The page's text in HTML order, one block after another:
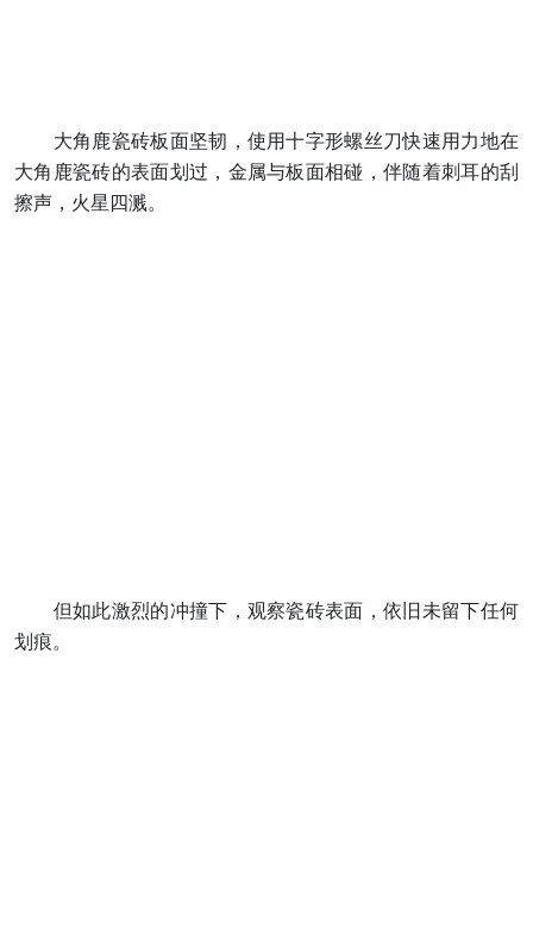
大角鹿瓷砖板面坚韧，使用十字形螺丝刀快速用力地在
大角鹿瓷砖的表面划过，金属与板面相碰，伴随着刺耳的刮
擦声，火星四溅。
但如此激烈的冲撞下，观察瓷砖表面，依旧未留下任何
划痕。